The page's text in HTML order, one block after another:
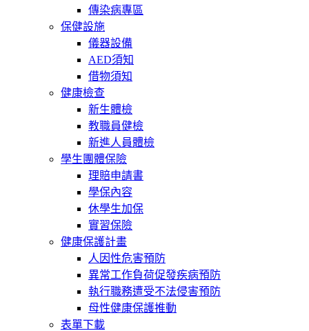
傳染病專區
保健設施
儀器設備
AED須知
借物須知
健康檢查
新生體檢
教職員健檢
新進人員體檢
學生團體保險
理賠申請書
學保內容
休學生加保
實習保險
健康保護計畫
人因性危害預防
異常工作負荷促發疾病預防
執行職務遭受不法侵害預防
母性健康保護推動
表單下載